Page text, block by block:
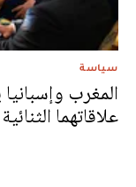
سياسة
المغرب
علاقاتهما الثنائية